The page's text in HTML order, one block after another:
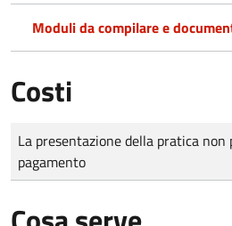
Moduli da compilare e
Costi
Tipo di pagamento
Importo
La presentazione della pratica non
pagamento